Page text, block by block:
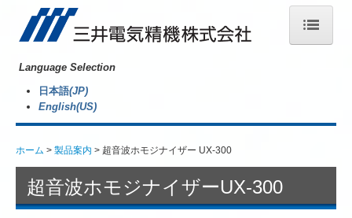
製品案内
会社情報
ニュース
Language Selection
日本語(JP)
English(US)
ホーム 製品案内 超音波ホモジナイザー UX-300
超音波ホモジナイザーUX-300